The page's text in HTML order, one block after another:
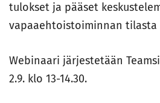
tulokset ja pääset
vapaaehtoistoiminnan tilasta
Webinaari järjestetään
2.9. klo 13-14.30.